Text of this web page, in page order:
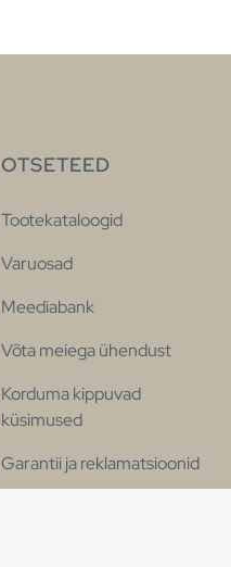
OTSETEED
Tootekataloogid
Varuosad
Meediabank
Võta meiega ühendust
Korduma kippuvad
küsimused
Garantii ja reklamatsioonid